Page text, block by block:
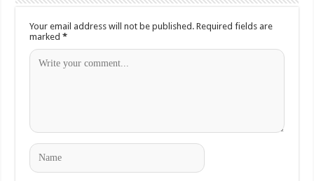
Your email address will not be published. Required fields are
marked*